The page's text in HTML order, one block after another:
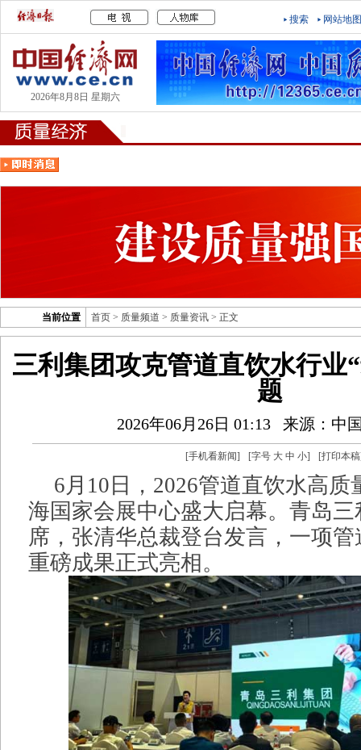
搜索 网站地
2026年8月8日 星期六
当前位置 首页 > 质量频道 > 质量资讯 > 正文
三利集团攻克管道直饮水行业
题
2026年06月26日 01:13 来源：中
[手机看新闻] [字号 大 中 小] [打印本稿
6月10日，2026管道直饮水高质
海国家会展中心盛大启幕。青岛
席，张清华总裁登台发言，一项
重磅成果正式亮相。